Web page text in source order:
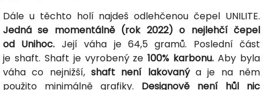
Dále u těchto holí najdeš odlehčenou čepel UNILITE.
Jedná se momentálně (rok 2022) o nejlehčí čepel
od Unihoc. Její váha je 64,5 gramů. Poslední část
je shaft. Shaft je vyrobený ze100% karbonu. Aby byla
váha co nejnižší, shaft není lakovanýa je na něm
použito minimálně grafiky. Designově není hůl nic